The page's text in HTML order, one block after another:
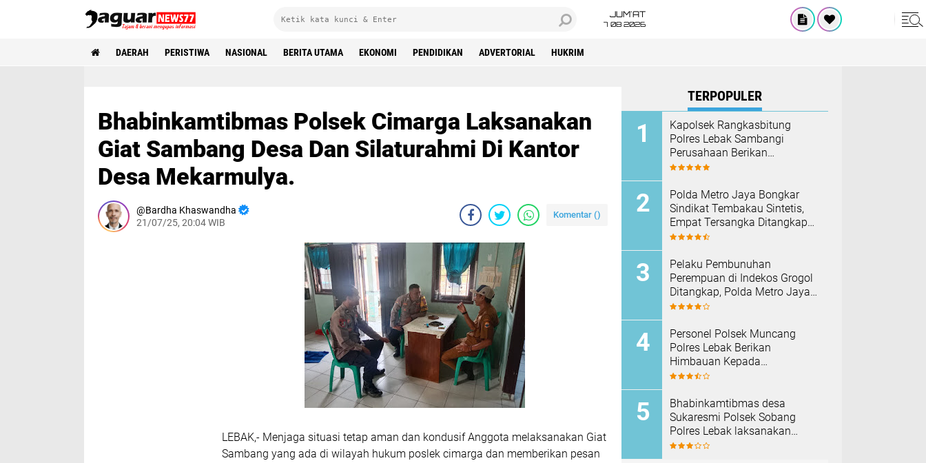
JUM'AT
7 08 2026
DAERAH PERISTIWA NASIONAL BERITA UTAMA EKONOMI PENDIDIKAN ADVERTORIAL HUKRIM
Bhabinkamtibmas Polsek Cimarga Laksanakan
Giat Sambang Desa Dan Silaturahmi Di Kantor
Desa Mekarmulya.
Bardha Khaswandha
21/07/25, 20:04 WIB
Komentar ()
LEBAK,- Menjaga situasi tetap aman dan kondusif Anggota melaksanakan Giat
Sambang yang ada di wilayah hukum poslek cimarga dan memberikan pesan
TERPOPULER
Kapolsek Rangkasbitung
Polres Lebak Sambangi
Perusahaan Berikan
Himbauan Cegah Kebakaran
‎Polda Metro Jaya Bongkar
Sindikat Tembakau Sintetis,
Empat Tersangka Ditangkap
dan Hampir Satu Kilogram
Pelaku Pembunuhan
Perempuan di Indekos Grogol
Ditangkap, Polda Metro Jaya
Sita Palu dan Sejumlah
Personel Polsek Muncang
Polres Lebak Berikan
Himbauan Kepada
Masyarakat Agar Tidak
Bhabinkamtibmas desa
Sukaresmi Polsek Sobang
Polres Lebak laksanakan
Sambang di Desa binaanya